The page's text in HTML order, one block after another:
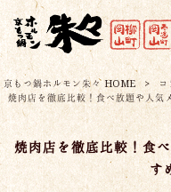
京もつ鍋ホルモン朱々 HOME > コ
焼肉店を徹底比較！食べ放題や人気
焼肉店を徹底比較！食
す